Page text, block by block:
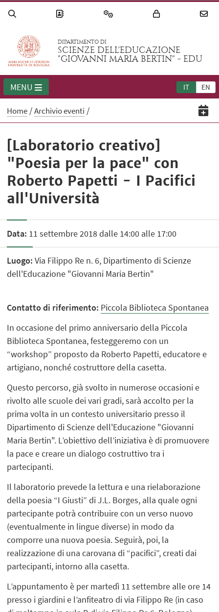
DIPARTIMENTO DI
SCIENZE DELL'EDUCAZIONE
"GIOVANNI MARIA BERTIN" - EDU
IT EN
MENU
Home Archivio eventi
[Laboratorio creativo]
"Poesia per la pace" con
Roberto Papetti - I Pacifici
all'Università
Data: 11 settembre 2018 dalle 14:00 alle 17:00
Luogo: Via Filippo Re n. 6, Dipartimento di Scienze
dell'Educazione "Giovanni Maria Bertin"
Contatto di riferimento: Piccola Biblioteca Spontanea
In occasione del primo anniversario della Piccola
Biblioteca Spontanea, festeggeremo con un
“workshop” proposto da Roberto Papetti, educatore e
artigiano, nonché costruttore della casetta.
Questo percorso, già svolto in numerose occasioni e
rivolto alle scuole dei vari gradi, sarà accolto per la
prima volta in un contesto universitario presso il
Dipartimento di Scienze dell'Educazione "Giovanni
Maria Bertin". L’obiettivo dell’iniziativa è di promuovere
la pace e creare un dialogo costruttivo tra i
partecipanti.
Il laboratorio prevede la lettura e una rielaborazione
della poesia “I Giusti” di J.L. Borges, alla quale ogni
partecipante potrà contribuire con un verso nuovo
(eventualmente in lingue diverse) in modo da
comporre una nuova poesia. Seguirà, poi, la
realizzazione di una carovana di “pacifici”, creati dai
partecipanti, intorno alla casetta.
L’appuntamento è per martedì 11 settembre alle ore 14
presso i giardini e l’anfiteatro di via Filippo Re (in caso